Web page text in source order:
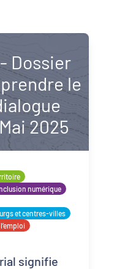
de territoire
Dossier
le
2025
numérique
et centres-villes
signifie